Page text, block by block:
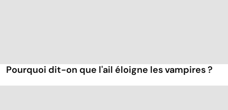
Pourquoi dit-on que l'ail éloigne les vampires ?